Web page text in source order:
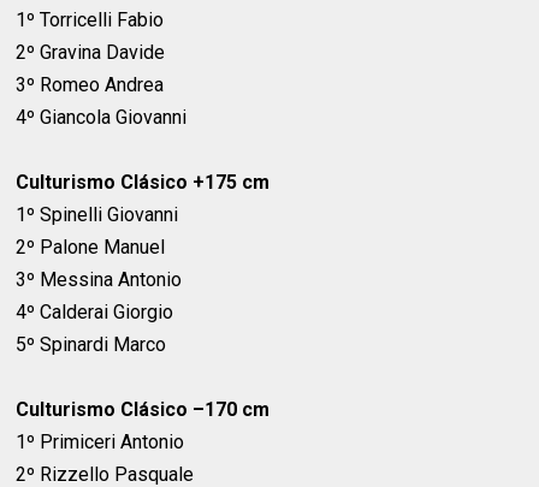
1º Torricelli Fabio
2º Gravina Davide
3º Romeo Andrea
4º Giancola Giovanni
Culturismo Clásico +175 cm
1º Spinelli Giovanni
2º Palone Manuel
3º Messina Antonio
4º Calderai Giorgio
5º Spinardi Marco
Culturismo Clásico –170 cm
1º Primiceri Antonio
2º Rizzello Pasquale